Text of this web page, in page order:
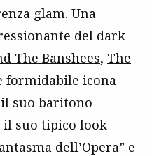
glam. Una
del dark
The Banshees, The
formidabile icona
suo baritono
il suo tipico look
dell’Opera” e